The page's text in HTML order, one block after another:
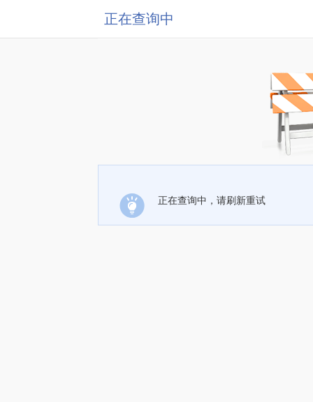
正在查询中
正在查询中，请刷新重试